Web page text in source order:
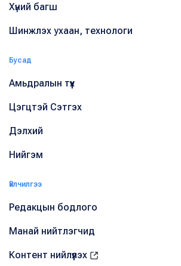
Хүний багш
Шинжлэх ухаан, технологи
Бусад
Амьдралын түүх
Цэгцтэй Сэтгэх
Дэлхий
Нийгэм
Үйлчилгээ
Редакцын бодлого
Манай нийтлэгчид
Контент нийлүүлэх